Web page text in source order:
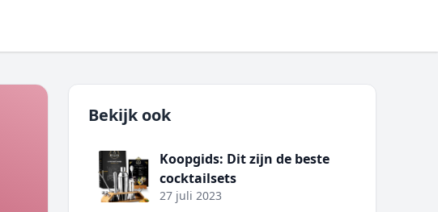
Bekijk ook
Koopgids: Dit zijn de beste
cocktailsets
27 juli 2023